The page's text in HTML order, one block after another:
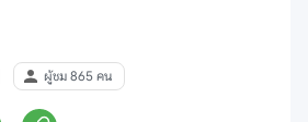
ผู้ชม 865 คน